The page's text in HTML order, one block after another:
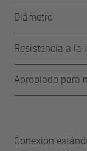
Diámetro
Resistencia a la
Apropiado para
Conexión